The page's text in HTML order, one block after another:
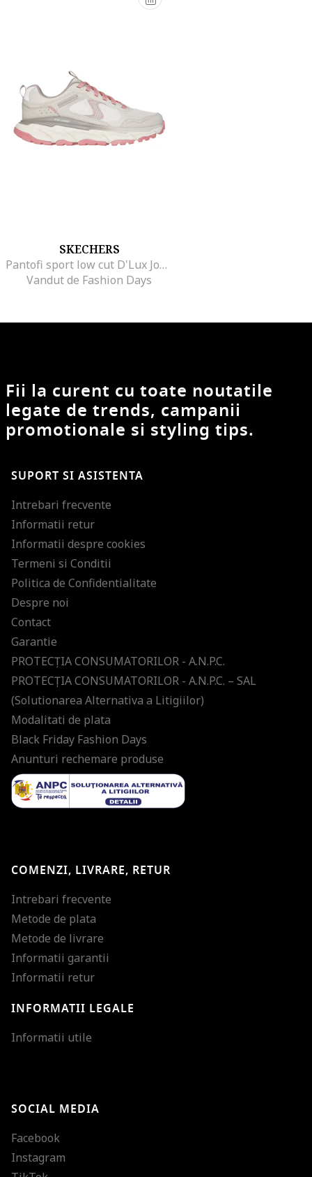
SKECHERS
Pantofi sport low cut D'Lux Journey, Gri deschis/Roz prafuit
Vandut de Fashion Days
Fii la curent cu toate noutatile
legate de trends, campanii
promotionale si styling tips.
SUPORT SI ASISTENTA
Intrebari frecvente
Informatii retur
Informatii despre cookies
Termeni si Conditii
Politica de Confidentialitate
Despre noi
Contact
Garantie
PROTECŢIA CONSUMATORILOR - A.N.P.C.
PROTECŢIA CONSUMATORILOR - A.N.P.C. – SAL
(Solutionarea Alternativa a Litigiilor)
Modalitati de plata
Black Friday Fashion Days
Anunturi rechemare produse
COMENZI, LIVRARE, RETUR
Intrebari frecvente
Metode de plata
Metode de livrare
Informatii garantii
Informatii retur
INFORMATII LEGALE
Informatii utile
SOCIAL MEDIA
Facebook
Instagram